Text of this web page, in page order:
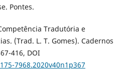
Pontes.
Tradutória e
(Trad. L. T. Gomes). Cadernos
416, DOI
7968.2020v40n1p367